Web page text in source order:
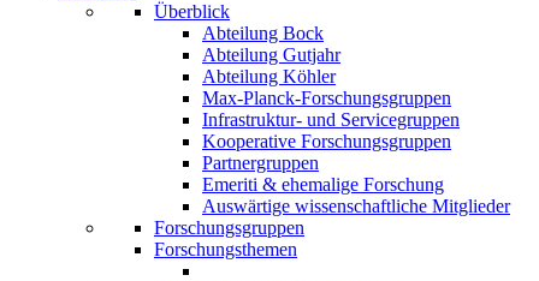
Überblick
Abteilung Bock
Abteilung Gutjahr
Abteilung Köhler
Max-Planck-Forschungsgruppen
Infrastruktur- und Servicegruppen
Kooperative Forschungsgruppen
Partnergruppen
Emeriti & ehemalige Forschung
Auswärtige wissenschaftliche Mitglieder
Forschungsgruppen
Forschungsthemen